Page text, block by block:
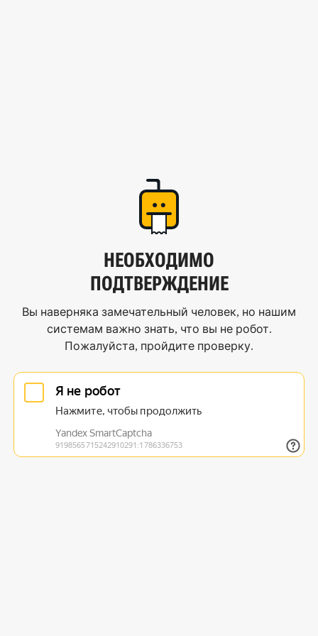
НЕОБХОДИМО
ПОДТВЕРЖДЕНИЕ
Вы наверняка замечательный человек, но нашим
системам важно знать, что вы не робот.
Пожалуйста, пройдите проверку.